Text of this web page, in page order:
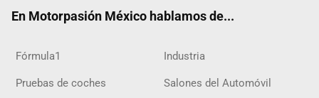
En Motorpasión México hablamos de...
Fórmula1 Industria
Pruebas de coches Salones del Automóvil